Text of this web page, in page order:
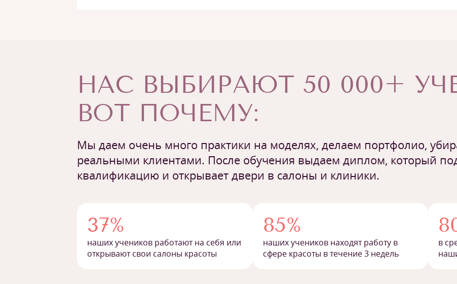
НАС ВЫБИРАЮТ 50 000+
ВОТ ПОЧЕМУ:
Мы даем очень много практики на моделях, делаем портфолио,
реальными клиентами. После обучения выдаем диплом, который
квалификацию и открывает двери в салоны и клиники.
37%
наших учеников работают на себя или
открывают свои салоны красоты
85%
наших учеников находят работу в
сфере красоты в течение 3 недель
в